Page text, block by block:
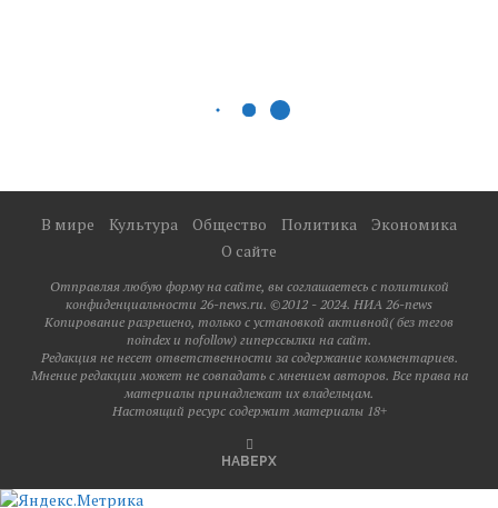
В мире Культура Общество Политика
Экономика
О сайте
Отправляя любую форму на сайте, вы соглашаетесь с политикой
конфиденциальности 26-news.ru. ©2012 - 2024. НИА 26-news
Копирование разрешено, только с установкой активной( без тегов
noindex и nofollow) гиперссылки на сайт.
Редакция не несет ответственности за содержание комментариев.
Мнение редакции может не совпадать с мнением авторов. Все права на
материалы принадлежат их владельцам.
Настоящий ресурс содержит материалы 18+
НАВЕРХ